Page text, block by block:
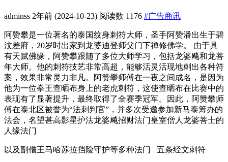
adminss 2年前 (2024-10-23) 阅读数 1176 #广告商讯
阿赞攀是一位著名的泰国纹身刺符大师，圣手阿赞潘出生于碧
汶差府，20岁时出家到龙婆迪登师父门下禅修佛学。‌ 由于具
有天赋佛缘，阿赞攀跟随了多位大师学习，包括龙婆飚和龙菩
年大师。他的刺符技艺非常高超，能够活灵活现地刺出各种符
案，效果非常灵力非凡。阿赞攀师傅在一夜之间成名，是因为
他为一位拳王查晒布身上的老虎刺符，这使查晒布在比赛中的
表现有了显著提升，最终取得了全赛季冠军。因此，阿赞攀师
傅在泰北区被誉为“法刺判官”，并多次受邀参加新马泰筹办的
法会，名望甚高‌影星护法龙婆飚招财法门皇室僧人龙婆菩士的
人缘法门
以及副僧王马哈苏拉挡险守护等多种法门 五条经文刺符